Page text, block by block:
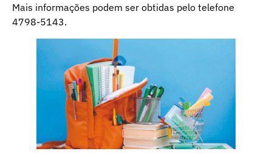
Mais informações podem ser obtidas pelo telefone
4798-5143.